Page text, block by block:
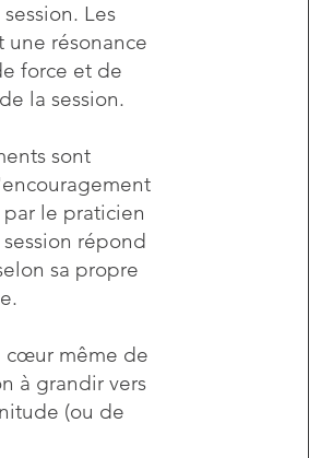
Les
une résonance
force et de
la session.
sont
le praticien
répond
sa propre
cœur même de
à grandir vers
(ou de